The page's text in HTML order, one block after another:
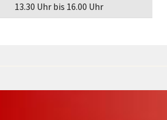
13.30 Uhr bis 16.00 Uhr